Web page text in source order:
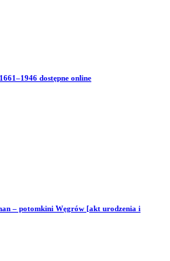
dostępne online
– potomkini Węgrów [akt urodzenia i